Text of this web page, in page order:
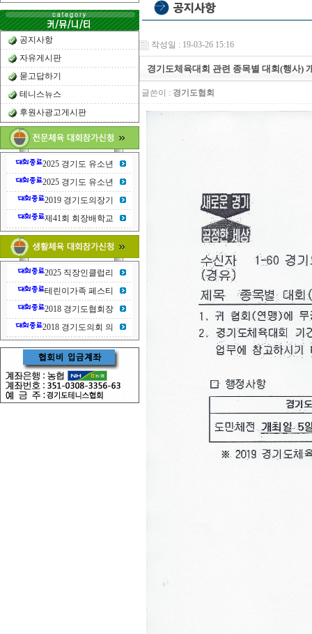
공지사항
자유게시판
묻고답하기
테니스뉴스
후원사광고게시판
2025 경기도 유소년
2025 경기도 유소년
2019 경기도의장기
제41회 회장배학교
2025 직장인클럽리
테린이가족 페스티
2018 경기도협회장
2018 경기도의회 의
작성일 : 19-03-26 15:16
경기도체육대회 관련 종목별 대회(행사)
글쓴이 : 경기도협회